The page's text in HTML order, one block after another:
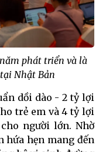
phát triển và là
Nhật Bản
dồi dào - 2 tỷ lợi
trẻ em và 4 tỷ lợi
người lớn. Nhờ
hứa hẹn mang đến